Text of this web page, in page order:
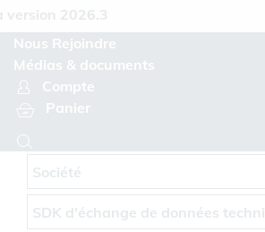
2026.3
Nous Rejoindre
Médias & documents
Compte
Panier
Société
SDK d'échange de données
Panneau de gestion des cookies